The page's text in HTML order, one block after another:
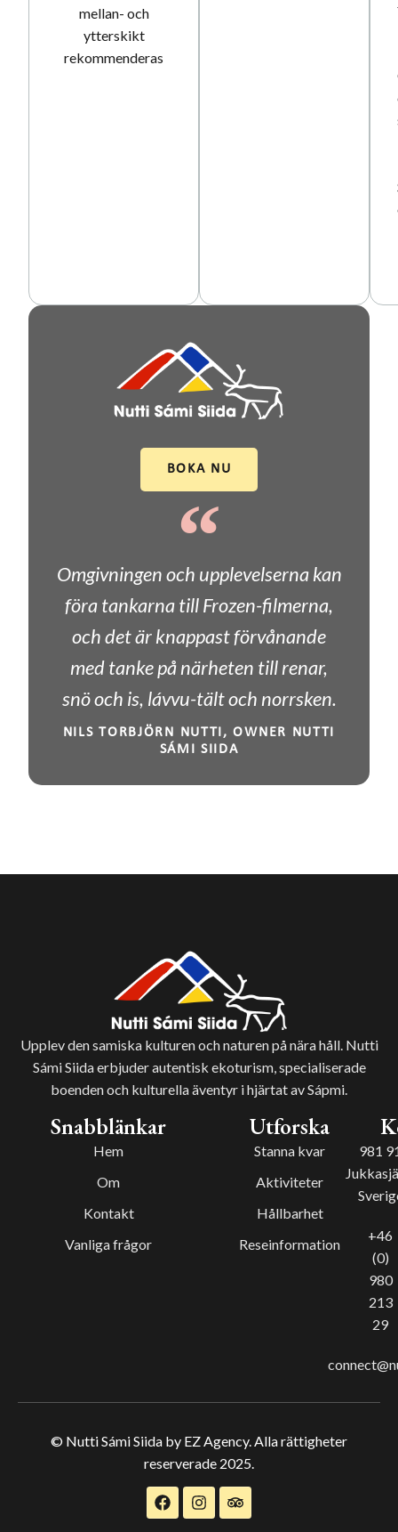
BOKA NU
Omgivningen och upplevelserna kan
föra tankarna till Frozen-filmerna,
och det är knappast förvånande
med tanke på närheten till renar,
snö och is, lávvu-tält och norrsken.
NILS TORBJÖRN NUTTI, OWNER NUTTI
SÁMI SIIDA
mellan- och
ytterskikt
rekommenderas
Upplev den samiska kulturen och naturen på nära håll. Nutti
Sámi Siida erbjuder autentisk ekoturism, specialiserade
boenden och kulturella äventyr i hjärtat av Sápmi.
Snabblänkar
Hem
Om
Kontakt
Vanliga frågor
Utforska
Stanna kvar
Aktiviteter
Hållbarhet
Reseinformation
981
+46
(0)
980
213
29
© Nutti Sámi Siida by EZ Agency. Alla rättigheter
reserverade 2025.